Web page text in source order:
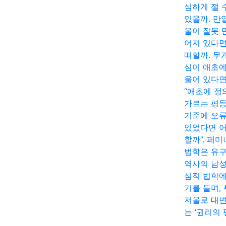
심하게 잴
있을까. 만
울이 잘못
어져 있다
떠할까. 무
심이 애초
울어 있다
“애초에 정
가르는 평
기준에 오
있었다면
할까”. 페미
법학은 유
역사의 남
심적 법학
기를 들며,
저울로 대
는 ‘권리의